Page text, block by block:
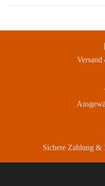
Versand
Sichere Zahlung &